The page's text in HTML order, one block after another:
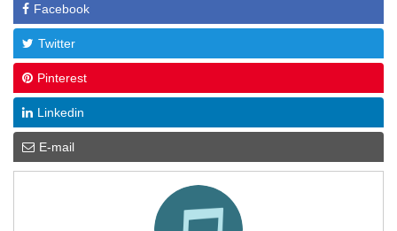
Facebook
Twitter
Pinterest
Linkedin
E-mail